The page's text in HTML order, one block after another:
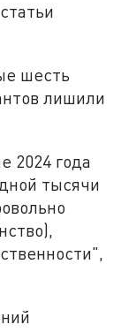
шесть
лишили
2024 года
тысячи